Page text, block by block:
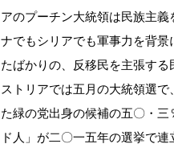
アのプーチン大統領は民族主
ナでもシリアでも軍事力を背
たばかりの、反移民を主張す
ストリアでは五月の大統領選
た緑の党出身の候補の五〇・
ド人」が二〇一五年の選挙で